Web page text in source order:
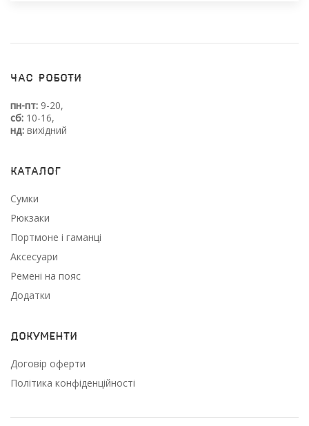
Час роботи
пн-пт: 9-20,
сб: 10-16,
нд: вихідний
Каталог
Сумки
Рюкзаки
Портмоне і гаманці
Аксесуари
Ремені на пояс
Додатки
Документи
Договір оферти
Політика конфіденційності